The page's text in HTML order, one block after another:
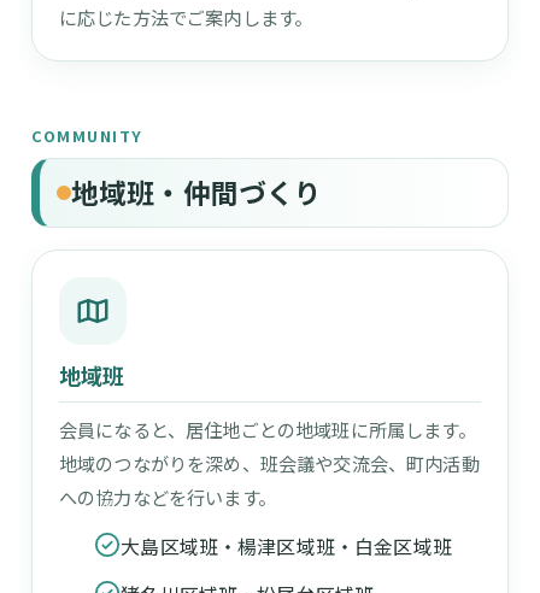
に応じた方法でご案内します。
COMMUNITY
地域班・仲間づくり
地域班
会員になると、居住地ごとの地域班に所属します。
地域のつながりを深め、班会議や交流会、町内活動
への協力などを行います。
大島区域班・楊津区域班・白金区域班